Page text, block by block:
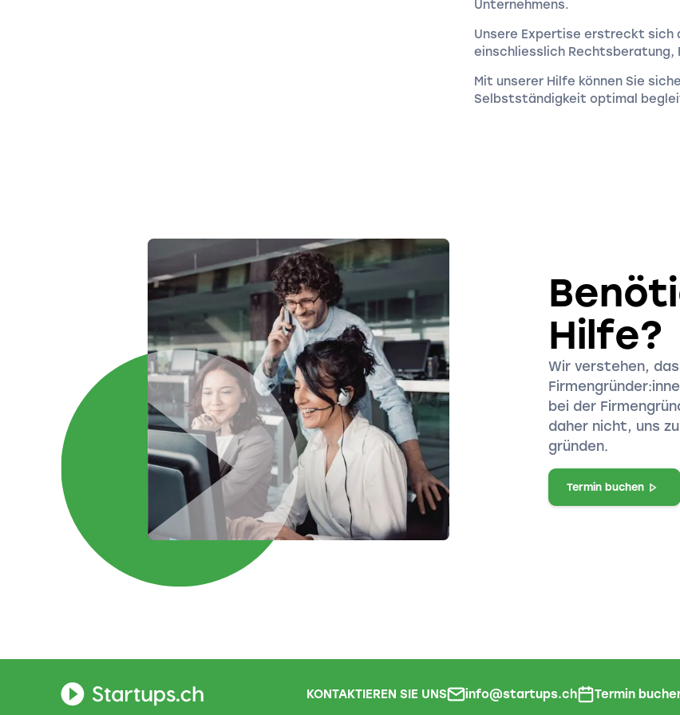
Unternehmens.
Unsere Expertise erstreckt sich
einschliesslich Rechtsberatung,
Mit unserer Hilfe können Sie
Selbstständigkeit optimal
Hilfe?
Wir verstehen,
bei der
daher nicht, uns
gründen.
Termin buchen
KONTAKTIEREN SIE UNS info@startups.ch Termin